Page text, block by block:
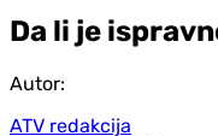
Da li je
Autor:
ATV redakcija